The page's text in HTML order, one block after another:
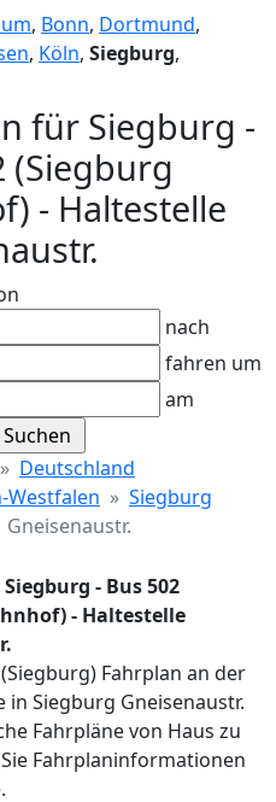
, Bonn, Dortmund,
, Köln, Siegburg,
für Siegburg -
(Siegburg
- Haltestelle
nach
fahren um
am
Deutschland
Westfalen
Siegburg
Gneisenaustr.
- Bus 502
- Haltestelle
Fahrplan an der
in Siegburg Gneisenaustr.
Fahrpläne von Haus zu
Fahrplaninformationen